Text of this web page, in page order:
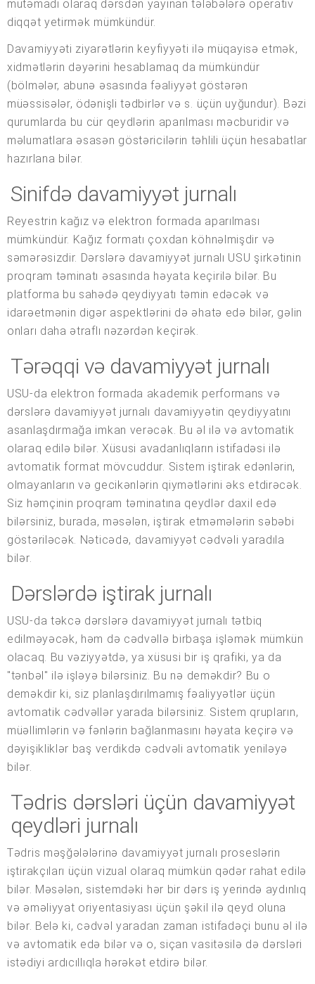
mütəmadi olaraq dərsdən yayınan tələbələrə operativ
diqqət yetirmək mümkündür.
Davamiyyəti ziyarətlərin keyfiyyəti ilə müqayisə etmək,
xidmətlərin dəyərini hesablamaq da mümkündür
(bölmələr, abunə əsasında fəaliyyət göstərən
müəssisələr, ödənişli tədbirlər və s. üçün uyğundur). Bəzi
qurumlarda bu cür qeydlərin aparılması məcburidir və
məlumatlara əsasən göstəricilərin təhlili üçün hesabatlar
hazırlana bilər.
Sinifdə davamiyyət jurnalı
Reyestrin kağız və elektron formada aparılması
mümkündür. Kağız formatı çoxdan köhnəlmişdir və
səmərəsizdir. Dərslərə davamiyyət jurnalı USU şirkətinin
proqram təminatı əsasında həyata keçirilə bilər. Bu
platforma bu sahədə qeydiyyatı təmin edəcək və
idarəetmənin digər aspektlərini də əhatə edə bilər, gəlin
onları daha ətraflı nəzərdən keçirək.
Tərəqqi və davamiyyət jurnalı
USU-da elektron formada akademik performans və
dərslərə davamiyyət jurnalı davamiyyətin qeydiyyatını
asanlaşdırmağa imkan verəcək. Bu əl ilə və avtomatik
olaraq edilə bilər. Xüsusi avadanlıqların istifadəsi ilə
avtomatik format mövcuddur. Sistem iştirak edənlərin,
olmayanların və gecikənlərin qiymətlərini əks etdirəcək.
Siz həmçinin proqram təminatına qeydlər daxil edə
bilərsiniz, burada, məsələn, iştirak etməmələrin səbəbi
göstəriləcək. Nəticədə, davamiyyət cədvəli yaradıla
bilər.
Dərslərdə iştirak jurnalı
USU-da təkcə dərslərə davamiyyət jurnalı tətbiq
edilməyəcək, həm də cədvəllə birbaşa işləmək mümkün
olacaq. Bu vəziyyətdə, ya xüsusi bir iş qrafiki, ya da
"tənbəl" ilə işləyə bilərsiniz. Bu nə deməkdir? Bu o
deməkdir ki, siz planlaşdırılmamış fəaliyyətlər üçün
avtomatik cədvəllər yarada bilərsiniz. Sistem qrupların,
müəllimlərin və fənlərin bağlanmasını həyata keçirə və
dəyişikliklər baş verdikdə cədvəli avtomatik yeniləyə
bilər.
Tədris dərsləri üçün davamiyyət
qeydləri jurnalı
Tədris məşğələlərinə davamiyyət jurnalı proseslərin
iştirakçıları üçün vizual olaraq mümkün qədər rahat edilə
bilər. Məsələn, sistemdəki hər bir dərs iş yerində aydınlıq
və əməliyyat oriyentasiyası üçün şəkil ilə qeyd oluna
bilər. Belə ki, cədvəl yaradan zaman istifadəçi bunu əl ilə
və avtomatik edə bilər və o, siçan vasitəsilə də dərsləri
istədiyi ardıcıllıqla hərəkət etdirə bilər.